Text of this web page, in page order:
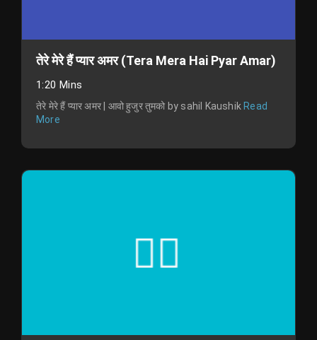
तेरे मेरे हैं प्यार अमर (Tera Mera Hai Pyar Amar)
1:20 Mins
तेरे मेरे हैं प्यार अमर | आवो हुजुर तुमको by sahil Kaushik Read
More